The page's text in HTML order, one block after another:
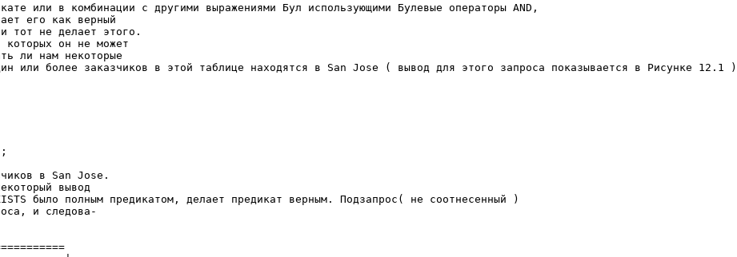
или в комбинации с другими выражениями Бул использующими Булевые операторы AND,
его как верный
тот не делает этого.
которых он не может
ли нам некоторые
или более заказчиков в этой таблице находятся в San Jose ( вывод для этого запроса показывается в Рисунке
в San Jose.
вывод
было полным предикатом, делает предикат верным. Подзапрос( не соотнесенный )
и следова-